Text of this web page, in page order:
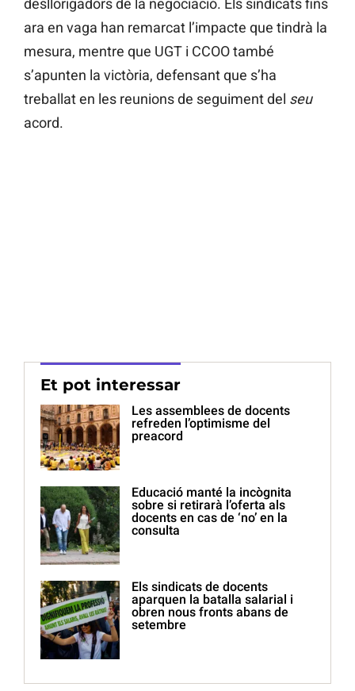
desllorigadors de la negociació. Els sindicats fins
ara en vaga han remarcat l’impacte que tindrà la
mesura, mentre que UGT i CCOO també
s’apunten la victòria, defensant que s’ha
treballat en les reunions de seguiment del seu
acord.
Et pot interessar
Les assemblees de docents
refreden l’optimisme del
preacord
Educació manté la incògnita
sobre si retirarà l’oferta als
docents en cas de ‘no’ en la
consulta
Els sindicats de docents
aparquen la batalla salarial i
obren nous fronts abans de
setembre